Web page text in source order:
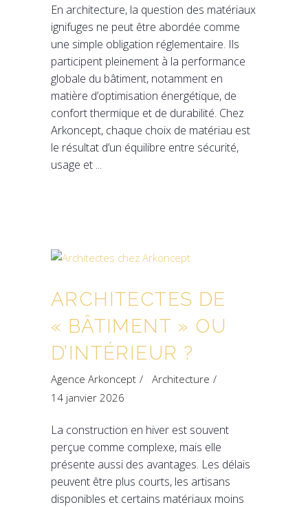
En architecture, la question des matériaux
ignifuges ne peut être abordée comme
une simple obligation réglementaire. Ils
participent pleinement à la performance
globale du bâtiment, notamment en
matière d’optimisation énergétique, de
confort thermique et de durabilité. Chez
Arkoncept, chaque choix de matériau est
le résultat d’un équilibre entre sécurité,
usage et
ARCHITECTES DE
« BÂTIMENT » OU
D’INTÉRIEUR ?
Agence Arkoncept
Architecture
14 janvier 2026
La construction en hiver est souvent
perçue comme complexe, mais elle
présente aussi des avantages. Les délais
peuvent être plus courts, les artisans
disponibles et certains matériaux moins